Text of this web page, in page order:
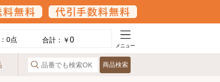
0点 合計：￥0
メニュー
商品検索